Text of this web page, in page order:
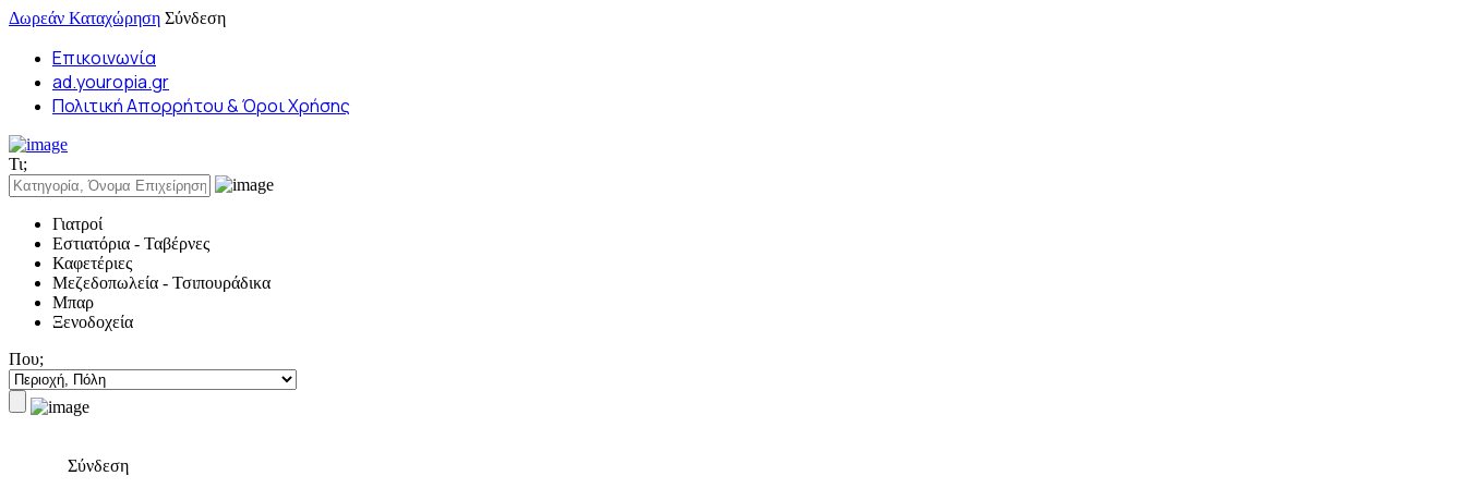
Δωρεάν Καταχώρηση Σύνδεση
Επικοινωνία
ad.youropia.gr
Πολιτική Απορρήτου & Όροι Χρήσης
Τι;
Γιατροί
Εστιατόρια - Ταβέρνες
Καφετέριες
Μεζεδοπωλεία - Τσιπουράδικα
Μπαρ
Ξενοδοχεία
Που;
Σύνδεση